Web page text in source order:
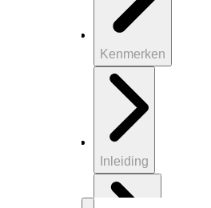
Kenmerken
Inleiding